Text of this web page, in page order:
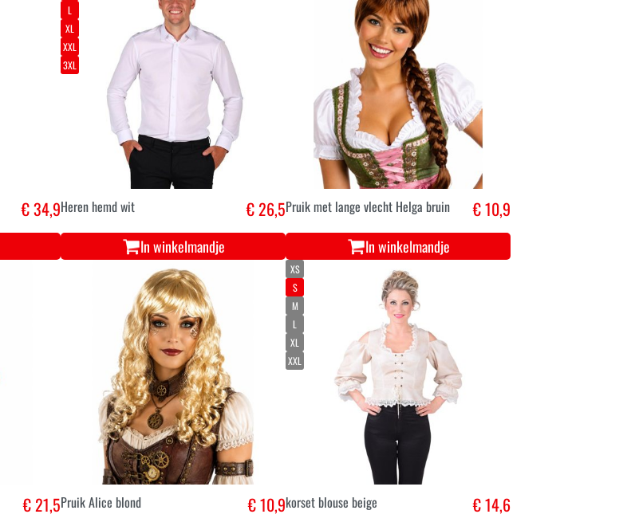
€ 34,9
L
XL
XXL
3XL
Heren hemd wit € 26,5
In winkelmandje
Pruik met lange vlecht Helga bruin € 10,9
In winkelmandje
€ 21,5Pruik Alice blond € 10,9
XS
S
M
L
XL
XXL
korset blouse beige € 14,6